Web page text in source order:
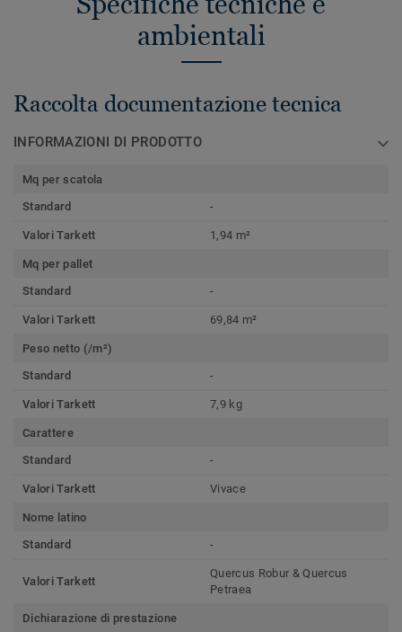
ambientali
Raccolta documentazione tecnica
INFORMAZIONI DI PRODOTTO
Mq per scatola
Standard
-
Valori Tarkett 1,94 m²
Mq per pallet
Standard
-
Valori Tarkett 69,84 m²
Peso netto (/m²)
Standard
-
Valori Tarkett 7,9 kg
Carattere
Standard
-
Valori Tarkett Vivace
Nome latino
Standard
-
Valori Tarkett
Quercus Robur & Quercus
Petraea
Dichiarazione di prestazione